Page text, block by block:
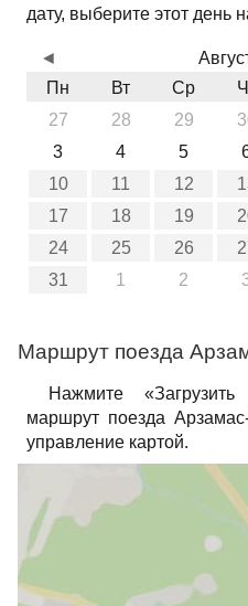
дату, выберите этот день
Пн
Вт Ср
27
28 29
3
4 5
10
11 12
17
18 19
24
25 26
31
1 2
◄
Маршрут поезда
Нажмите
маршрут поезда
управление картой.